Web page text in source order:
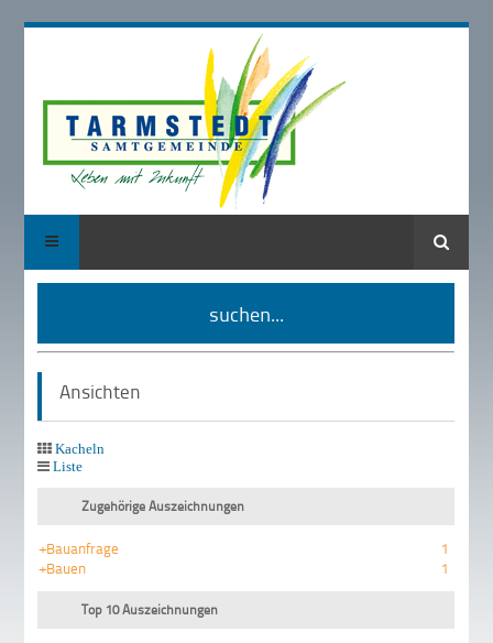
Suche
suchen...
Ansichten
Kacheln
Liste
Zugehörige Auszeichnungen
+Bauanfrage
1
+Bauen
1
Top 10 Auszeichnungen